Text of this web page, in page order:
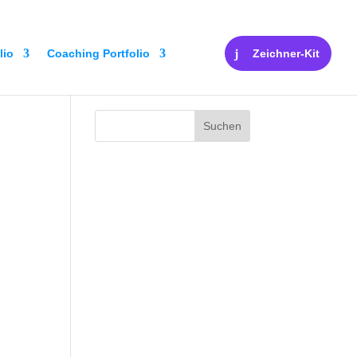
Coaching Portfolio Zeichner-Kit